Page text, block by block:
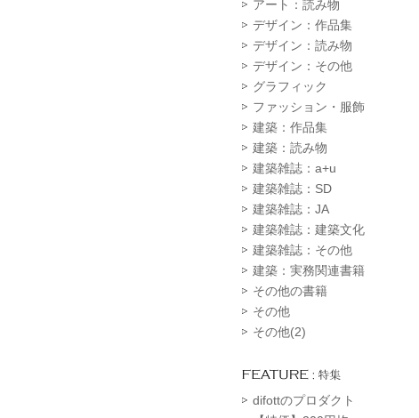
アート：読み物
デザイン：作品集
デザイン：読み物
デザイン：その他
グラフィック
ファッション・服飾
建築：作品集
建築：読み物
建築雑誌：a+u
建築雑誌：SD
建築雑誌：JA
建築雑誌：建築文化
建築雑誌：その他
建築：実務関連書籍
その他の書籍
その他
その他(2)
difottのプロダクト